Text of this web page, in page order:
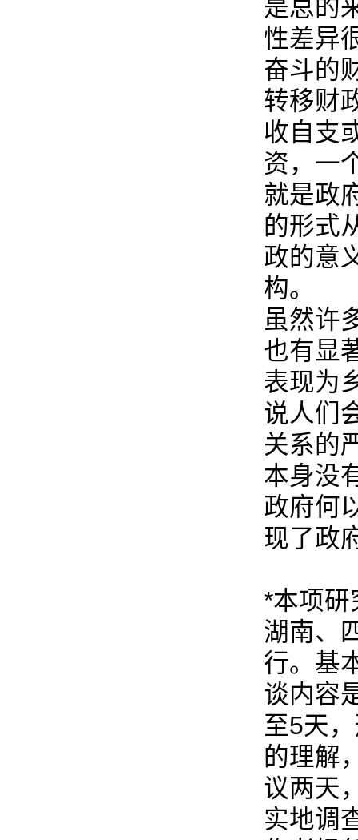
是总的
性差异
奋斗的
转移财
收自支
资，一
就是政
的形式
政的意
构。
虽然许
也有显
表现为
说人们
关系的
本身没
政府何
现了政
*本项研
湖南、
行。基
谈内容
至5天
的理解
议两天
实地调